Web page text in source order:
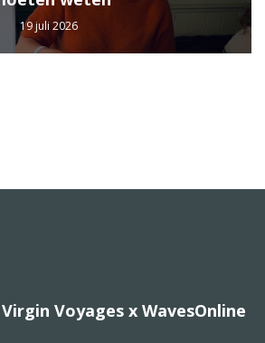
19 juli 2026
Voyages x WavesOnline